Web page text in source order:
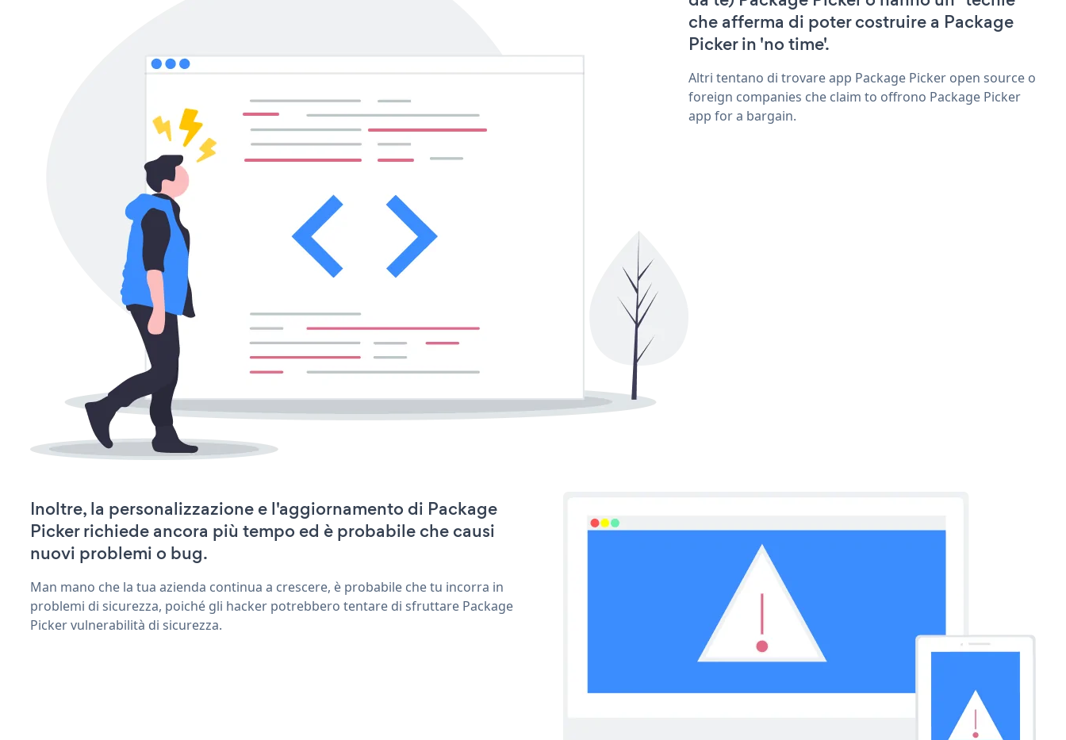
che afferma di poter costruire a Package
Picker in 'no time'.
Altri tentano di trovare app Package Picker open source o
foreign companies che claim to offrono Package Picker
app for a bargain.
Inoltre, la personalizzazione e l'aggiornamento di Package
Picker richiede ancora più tempo ed è probabile che causi
nuovi problemi o bug.
Man mano che la tua azienda continua a crescere, è probabile che tu incorra in
problemi di sicurezza, poiché gli hacker potrebbero tentare di sfruttare Package
Picker vulnerabilità di sicurezza.